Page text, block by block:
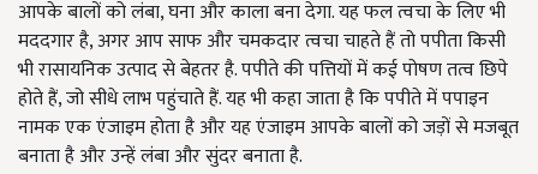
आपके बालों को लंबा, घना और काला बना देगा. यह फल त्वचा के लिए भी
मददगार है, अगर आप साफ और चमकदार त्वचा चाहते हैं तो पपीता किसी
भी रासायनिक उत्पाद से बेहतर है. पपीते की पत्तियों में कई पोषण तत्व छिपे
होते हैं, जो सीधे लाभ पहुंचाते हैं. यह भी कहा जाता है कि पपीते में पपाइन
नामक एक एंजाइम होता है और यह एंजाइम आपके बालों को जड़ों से मजबूत
बनाता है और उन्हें लंबा और सुंदर बनाता है.